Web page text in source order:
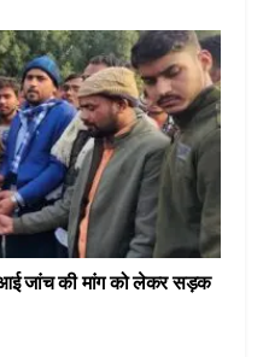
जांच की मांग को लेकर सड़क